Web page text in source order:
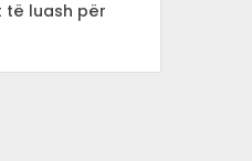
të luash për